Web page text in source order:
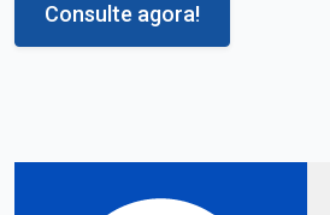
Consulte agora!